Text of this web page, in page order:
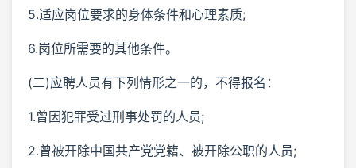
5.适应岗位要求的身体条件和心理素质;
6.岗位所需要的其他条件。
(二)应聘人员有下列情形之一的，不得报名：
1.曾因犯罪受过刑事处罚的人员;
2.曾被开除中国共产党党籍、被开除公职的人员;